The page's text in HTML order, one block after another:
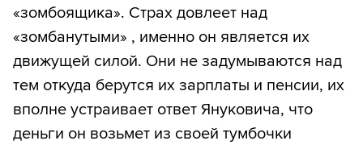
«зомбоящика». Страх довлеет над
«зомбанутыми» , именно он является их
движущей силой. Они не задумываются над
тем откуда берутся их зарплаты и пенсии, их
вполне устраивает ответ Януковича, что
деньги он возьмет из своей тумбочки